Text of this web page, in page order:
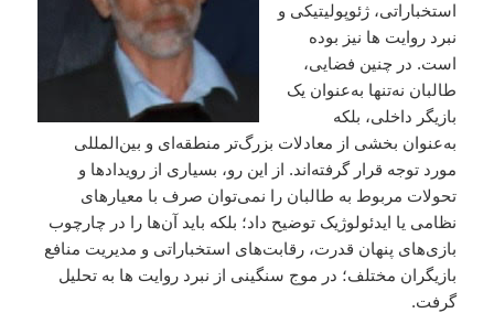
استخباراتی، ژئوپولیتیکی و
نبرد روایت ها نیز بوده
است. در چنین فضایی،
طالبان نه‌تنها به‌عنوان یک
بازیگر داخلی، بلکه
به‌عنوان بخشی از معادلات بزرگ‌تر منطقه‌ای و بین‌المللی
مورد توجه قرار گرفته‌اند. از این رو، بسیاری از رویدادها و
تحولات مربوط به طالبان را نمی‌توان صرف با معیارهای
نظامی یا ایدئولوژیک توضیح داد؛ بلکه باید آن‌ها را در چارچوب
بازی‌های پنهان قدرت، رقابت‌های استخباراتی و مدیریت منافع
بازیگران مختلف؛ در موج سنگینی از نبرد روایت ها به تحلیل
گرفت.